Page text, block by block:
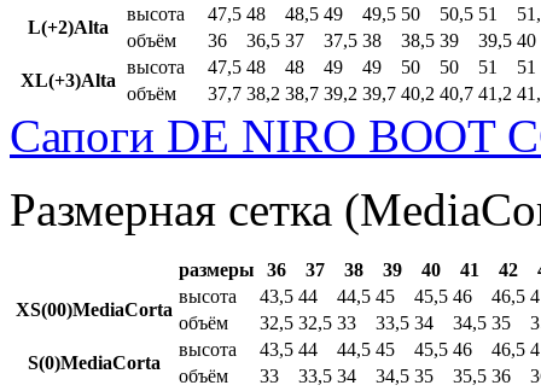
L(+2)Alta
высота 47,5 48 48,5 49 49,5 50 50,5 51
объём
36 36,5 37 37,5 38 38,5 39 39,5 40
XL(+3)Alta
высота 47,5 48 48 49 49 50 50 51
51
объём
37,7 38,2 38,7 39,2 39,7 40,2 40,7 41,2
Сапоги DE NIRO BOOT
Размерная сетка
размеры 36 37 38 39 40 41 42
XS(00)MediaCorta
высота 43,5 44 44,5 45 45,5 46 46,5
объём
32,5 32,5 33 33,5 34 34,5 35
S(0)MediaCorta
высота 43,5 44 44,5 45 45,5 46 46,5
объём
33 33,5 34 34,5 35 35,5 36